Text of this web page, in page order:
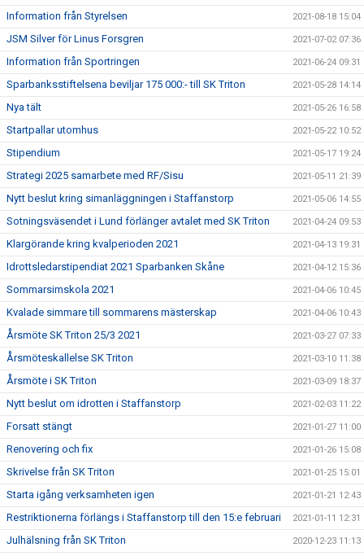
Information från Styrelsen 2021-08-18 15:04
JSM Silver för Linus Forsgren 2021-07-02 07:36
Information från Sportringen 2021-06-24 09:31
Sparbanksstiftelsena beviljar 175 000:- till SK Triton 2021-05-28 14:14
Nya tält 2021-05-26 16:58
Startpallar utomhus 2021-05-22 10:52
Stipendium 2021-05-17 19:24
Strategi 2025 samarbete med RF/Sisu 2021-05-11 21:39
Nytt beslut kring simanläggningen i Staffanstorp 2021-05-06 14:55
Sotningsväsendet i Lund förlänger avtalet med SK Triton 2021-04-24 09:53
Klargörande kring kvalperioden 2021 2021-04-13 19:31
Idrottsledarstipendiat 2021 Sparbanken Skåne 2021-04-12 15:36
Sommarsimskola 2021 2021-04-06 10:45
Kvalade simmare till sommarens mästerskap 2021-04-06 10:43
Årsmöte SK Triton 25/3 2021 2021-03-27 07:33
Årsmöteskallelse SK Triton 2021-03-10 11:38
Årsmöte i SK Triton 2021-03-09 18:37
Nytt beslut om idrotten i Staffanstorp 2021-02-03 11:22
Forsatt stängt 2021-01-27 11:00
Renovering och fix 2021-01-26 15:08
Skrivelse från SK Triton 2021-01-25 15:01
Starta igång verksamheten igen 2021-01-21 12:43
Restriktionerna förlängs i Staffanstorp till den 15:e februari 2021-01-11 12:31
Julhälsning från SK Triton 2020-12-23 11:13